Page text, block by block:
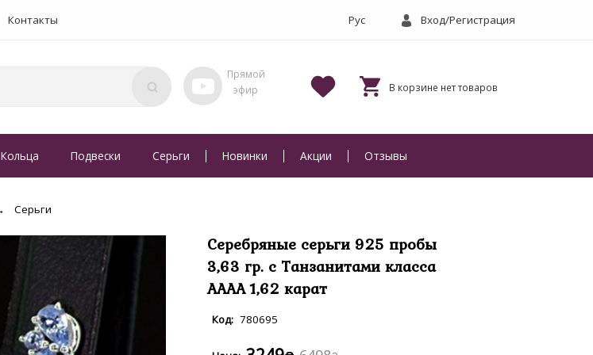
Контакты Вход/Регистрация
Кольца Подвески Серьги Новинки Акции Отзывы
Серьги
Серебряные серьги 925 пробы
3,63 гр. с Танзанитами класса
АААА 1,62 карат
780695